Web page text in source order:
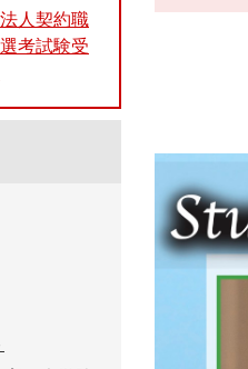
人契約職
考試験受